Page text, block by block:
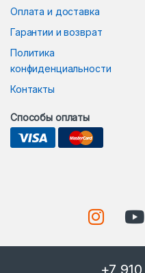
Оплата и доставка
Гарантии и возврат
Политика
конфиденциальности
Контакты
Способы оплаты